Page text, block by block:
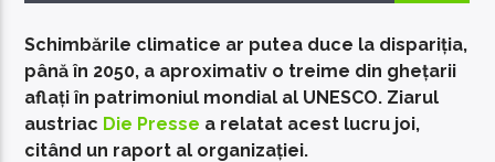
Schimbările climatice ar putea duce la dispariția,
până în 2050, a aproximativ o treime din ghețarii
aflați în patrimoniul mondial al UNESCO. Ziarul
austriac Die Presse a relatat acest lucru joi,
citând un raport al organizației.